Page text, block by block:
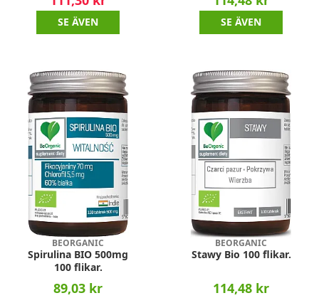
SE ÄVEN SE ÄVEN
BEORGANIC
Spirulina BIO 500mg
100 flikar.
89,03 kr
BEORGANIC
Stawy Bio 100 flikar.
114,48 kr